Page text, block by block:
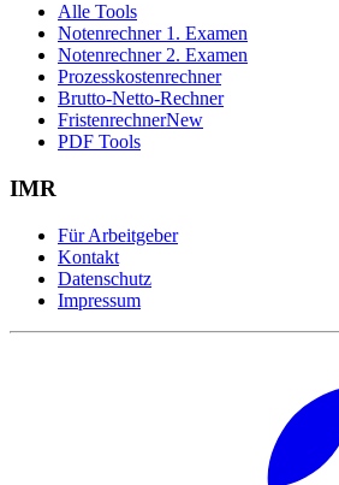
Alle Tools
Notenrechner 1. Examen
Notenrechner 2. Examen
Prozesskostenrechner
Brutto-Netto-Rechner
FristenrechnerNew
PDF Tools
IMR
Für Arbeitgeber
Kontakt
Datenschutz
Impressum